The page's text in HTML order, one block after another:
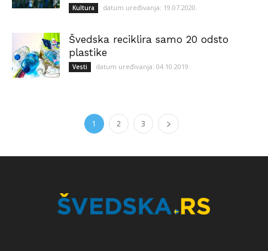
Kultura datum uređivanja: 19.07.2020.
Švedska reciklira samo 20 odsto
plastike
Vesti datum uređivanja: 04.10.2019.
1 2 3